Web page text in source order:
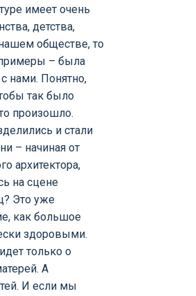
имеет очень
детства,
обществе, то
примеры – была
нами. Понятно,
так было
произошло.
и стали
– начиная от
архитектора,
на сцене
Это уже
как большое
здоровыми.
только о
А
И если мы